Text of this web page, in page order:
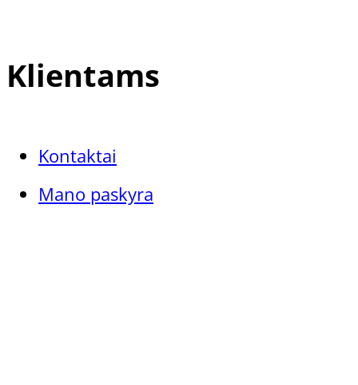
Klientams
Kontaktai
Mano paskyra